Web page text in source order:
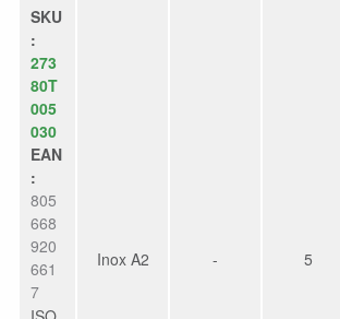
SKU
:
273
80T
005
030
EAN
:
805
668
920
661
7
Inox A2 - 5